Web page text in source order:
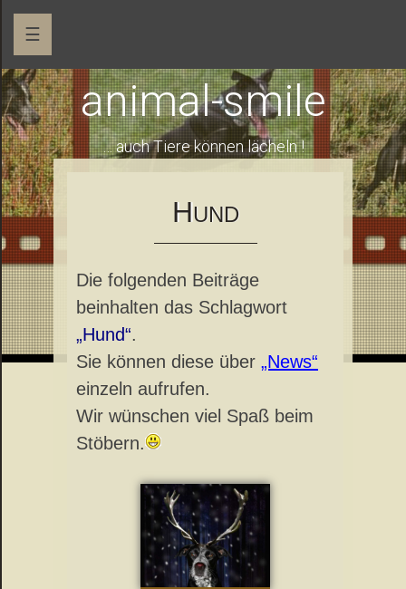
☰
animal-smile
… auch Tiere können lächeln !
HUND
Die folgenden Beiträge
beinhalten das Schlagwort
„Hund“.
Sie können diese über „News“
einzeln aufrufen.
Wir wünschen viel Spaß beim
Stöbern.